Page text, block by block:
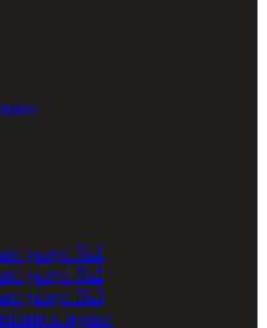
услуг №1
услуг №2
услуг №3
с нуля»